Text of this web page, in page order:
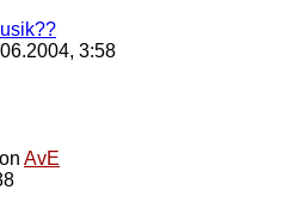
3:58
AvE